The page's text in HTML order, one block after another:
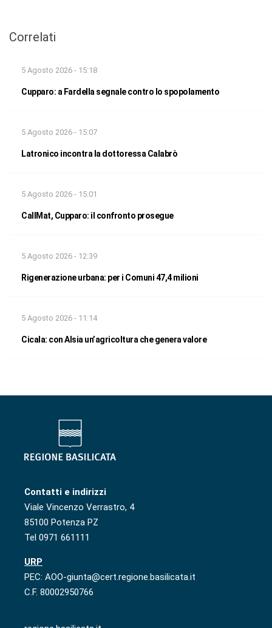
Correlati
5 Agosto 2026 - 15:18
Cupparo: a Fardella segnale contro lo spopolamento
5 Agosto 2026 - 15:07
Latronico incontra la dottoressa Calabrò
5 Agosto 2026 - 15:01
CallMat, Cupparo: il confronto prosegue
5 Agosto 2026 - 12:39
Rigenerazione urbana: per i Comuni 47,4 milioni
5 Agosto 2026 - 11:14
Cicala: con Alsia un’agricoltura che genera valore
Contatti e indirizzi
Viale Vincenzo Verrastro, 4
85100 Potenza PZ
Tel 0971 661111
URP
PEC: AOO-giunta@cert.regione.basilicata.it
C.F. 80002950766